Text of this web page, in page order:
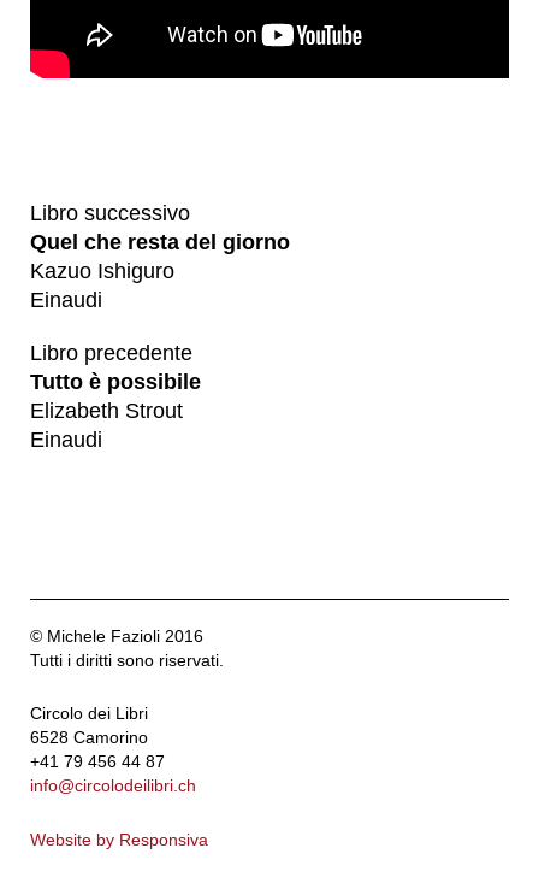
Libro successivo
Quel che resta del giorno
Kazuo Ishiguro
Einaudi
Libro precedente
Tutto è possibile
Elizabeth Strout
Einaudi
© Michele Fazioli 2016
Tutti i diritti sono riservati.
Circolo dei Libri
6528 Camorino
+41 79 456 44 87
info@circolodeilibri.ch
Website by Responsiva